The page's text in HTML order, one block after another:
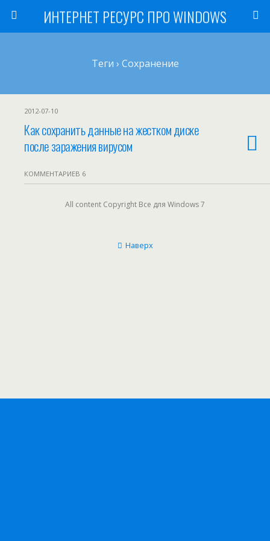
ИНТЕРНЕТ РЕСУРС ПРО WINDOWS
Теги › Сохранение
2012-07-10
Как сохранить данные на жестком диске
после заражения вирусом
КОММЕНТАРИЕВ 6
All content Copyright Все для Windows 7
Наверх